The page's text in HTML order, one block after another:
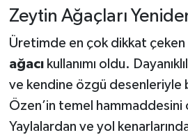
Zeytin Ağaçları
Üretimde en çok dikkat çeken
ağacıkullanımı oldu.
ve kendine özgü desenleriyle
Özen’in temel hammaddesini
Yaylalardan ve yol